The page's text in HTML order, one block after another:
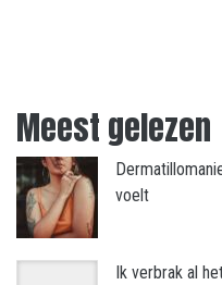
Meest gelezen
voelt
Ik verbrak al